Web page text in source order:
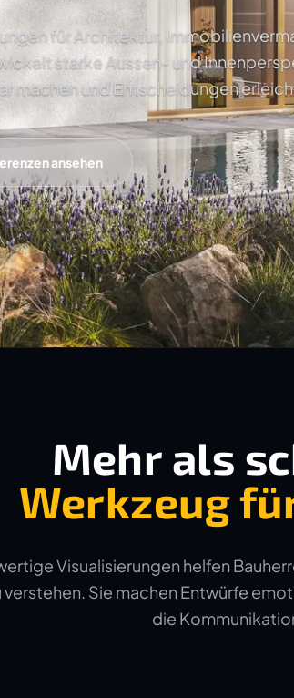
für Architektur,
starke Aussen- und
machen und Entscheidungen
ansehen
Mehr als
Werkzeug
Visualisierungen helfen
verstehen. Sie machen Entwürfe
die